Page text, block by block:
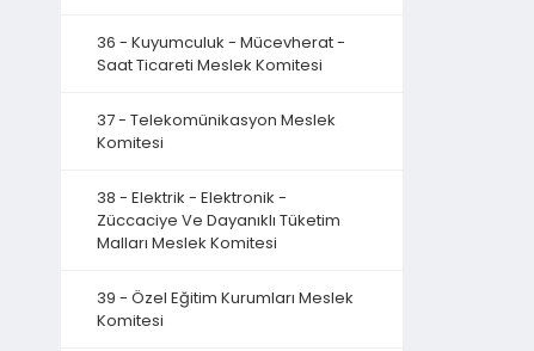
36 - Kuyumculuk - Mücevherat -
Saat Ticareti Meslek Komitesi
37 - Telekomünikasyon Meslek
Komitesi
38 - Elektrik - Elektronik -
Züccaciye Ve Dayanıklı Tüketim
Malları Meslek Komitesi
39 - Özel Eğitim Kurumları Meslek
Komitesi